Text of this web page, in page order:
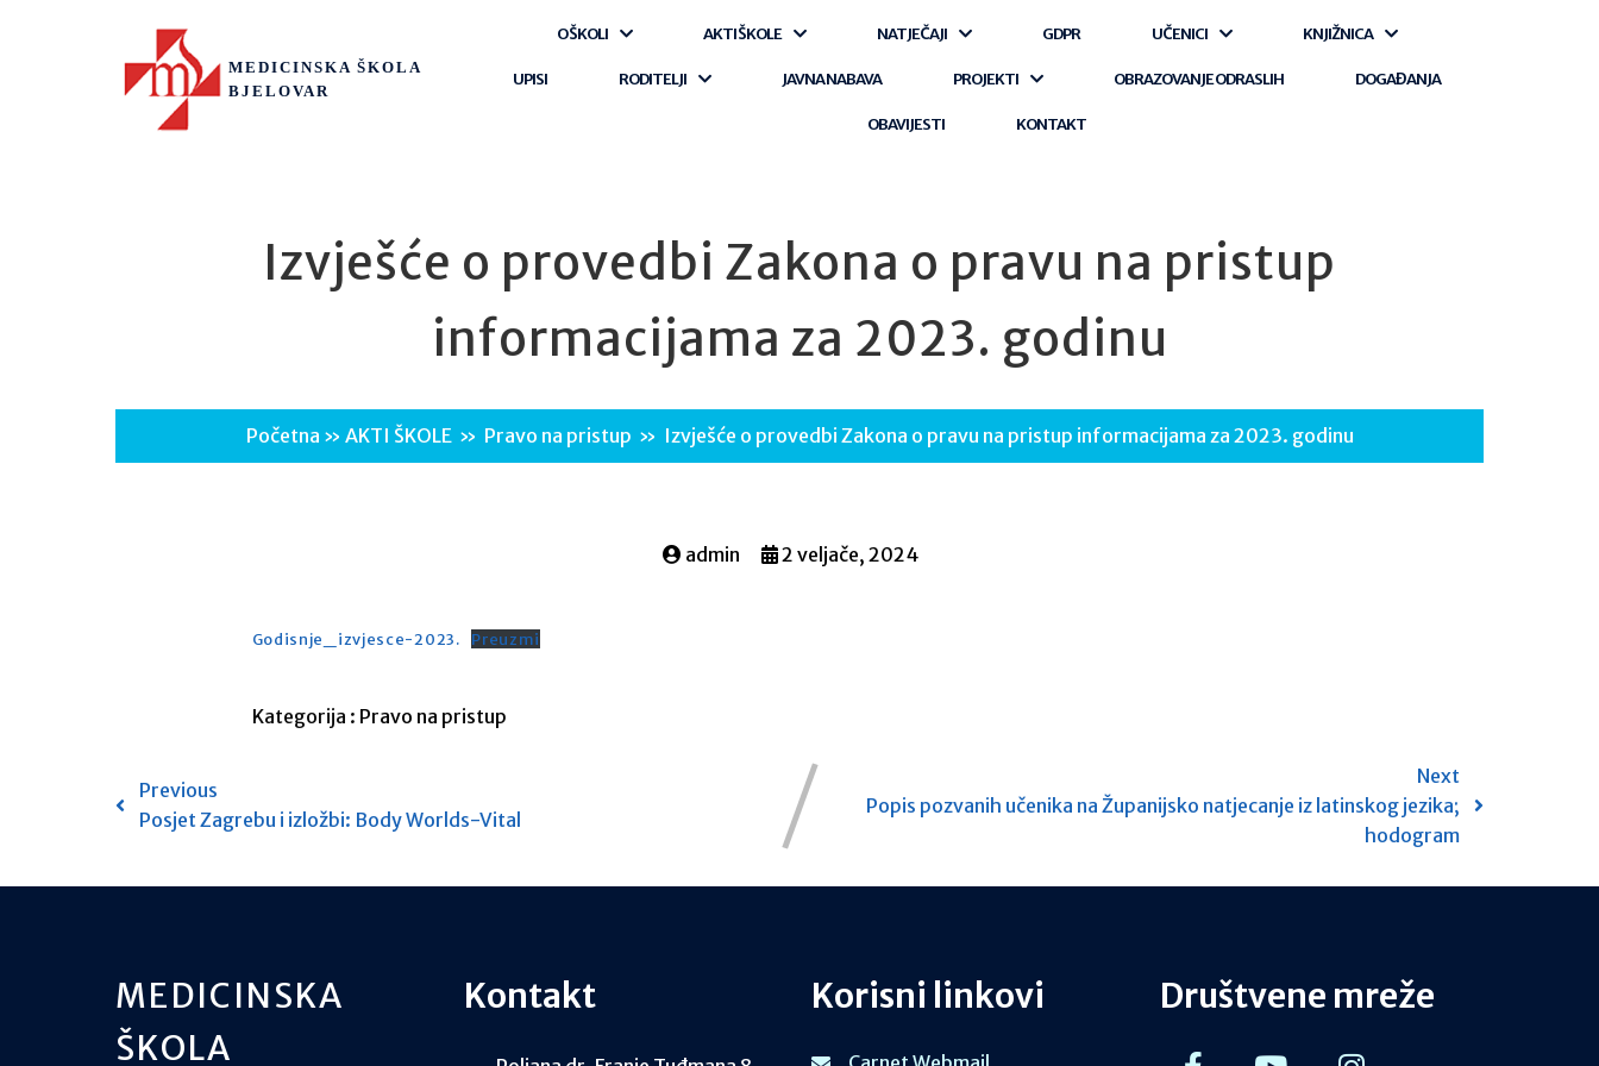
MEDICINSKA ŠKOLA
BJELOVAR
O ŠKOLI AKTI ŠKOLE NATJEČAJI GDPR UČENICI KNJIŽNICA
UPISI RODITELJI JAVNA NABAVA PROJEKTI OBRAZOVANJE ODRASLIH DOGAĐANJA
OBAVIJESTI KONTAKT
Izvješće o provedbi Zakona o pravu na pristup
informacijama za 2023. godinu
Početna » AKTI ŠKOLE » Pravo na pristup » Izvješće o provedbi Zakona o pravu na pristup informacijama za 2023. godinu
admin 2 veljače, 2024
Godisnje_izvjesce-2023. Preuzmi
Kategorija : Pravo na pristup
Previous
Posjet Zagrebu i izložbi: Body Worlds-Vital
Next
Popis pozvanih učenika na Županijsko natjecanje iz latinskog jezika;
hodogram
MEDICINSKA
ŠKOLA
Kontakt Korisni linkovi Društvene mreže